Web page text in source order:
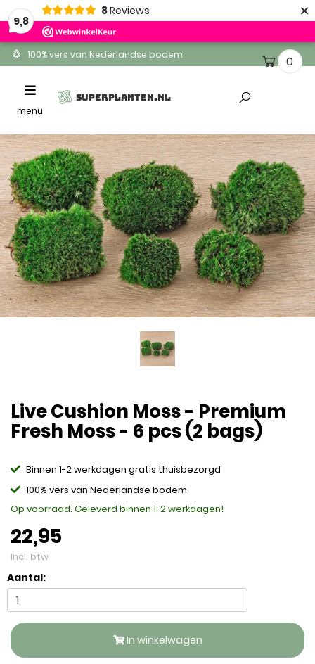
9,8
8Reviews ×
100% vers van Nederlandse bodem
Altijd gratis levering
Toggle
navigation
menu
SUPERPLANTEN.NL
0
Live Cushion Moss - Premium
Fresh Moss - 6 pcs (2 bags)
Binnen 1-2 werkdagen gratis thuisbezorgd
100% vers van Nederlandse bodem
Op voorraad. Geleverd binnen 1-2 werkdagen!
22,95
Incl. btw
Aantal:
In winkelwagen